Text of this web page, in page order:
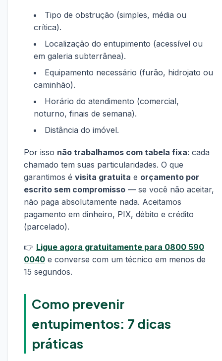
Tipo de obstrução (simples, média ou
crítica).
Localização do entupimento (acessível ou
em galeria subterrânea).
Equipamento necessário (furão, hidrojato ou
caminhão).
Horário do atendimento (comercial,
noturno, finais de semana).
Distância do imóvel.
Por isso não trabalhamos com tabela fixa: cada
chamado tem suas particularidades. O que
garantimos é visita gratuita e orçamento por
escrito sem compromisso — se você não aceitar,
não paga absolutamente nada. Aceitamos
pagamento em dinheiro, PIX, débito e crédito
(parcelado).
👉 Ligue agora gratuitamente para 0800 590
0040 e converse com um técnico em menos de
15 segundos.
Como prevenir
entupimentos: 7 dicas
práticas